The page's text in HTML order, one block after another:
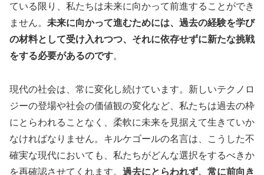
ている限り、私たちは未来に向かって前進することができ
ません。 未来に向かって進むためには、過去の経験を学び
の材料として受け入れつつ、それに依存せずに新たな挑戦
をする必要があるのです。
現代の社会は、常に変化し続けています。新しいテクノロ
ジーの登場や社会の価値観の変化など、私たちは過去の枠
にとらわれることなく、柔軟に未来を見据えて生きていか
なければなりません。キルケゴールの名言は、こうした不
確実な現代においても、私たちがどんな選択をするべきか
を再確認させてくれます。 過去にとらわれず、常に前向き